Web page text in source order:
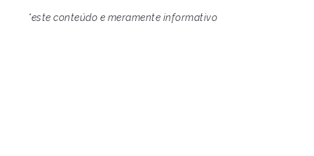
*este conteúdo e meramente informativo